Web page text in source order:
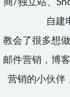
商/独立站、
自建
教会了很多想
邮件营销，博
营销的小伙伴